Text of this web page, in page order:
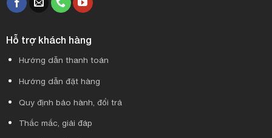
Hỗ trợ khách hàng
Hướng dẫn thanh toán
Hướng dẫn đặt hàng
Quy định bảo hành, đổi trả
Thắc mắc, giải đáp